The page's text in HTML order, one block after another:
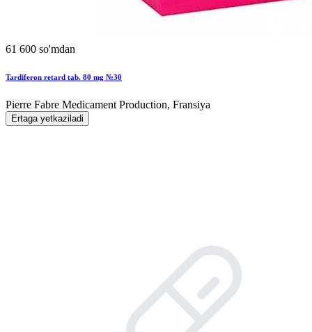
61 600 so'mdan
Tardiferon retard tab. 80 mg №30
Pierre Fabre Medicament Production, Fransiya
Ertaga yetkaziladi